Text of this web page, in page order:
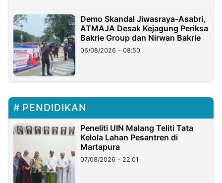
Demo Skandal Jiwasraya-Asabri,
ATMAJA Desak Kejagung Periksa
Bakrie Group dan Nirwan Bakrie
06/08/2026 - 08:50
PENDIDIKAN
Peneliti UIN Malang Teliti Tata
Kelola Lahan Pesantren di
Martapura
07/08/2026 - 22:01